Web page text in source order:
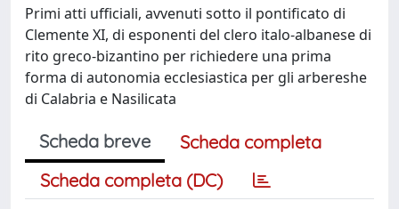
Primi atti ufficiali, avvenuti sotto il pontificato di
Clemente XI, di esponenti del clero italo-albanese di
rito greco-bizantino per richiedere una prima
forma di autonomia ecclesiastica per gli arbereshe
di Calabria e Nasilicata
Scheda breve
Scheda completa
Scheda completa (DC)